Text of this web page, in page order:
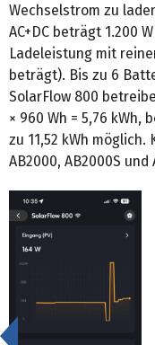
Wechselstrom zu
AC+DC beträgt 1.200
Ladeleistung mit
beträgt). Bis zu 6
SolarFlow 800
× 960 Wh = 5,76 kWh,
zu 11,52 kWh möglich.
AB2000, AB2000S und
<